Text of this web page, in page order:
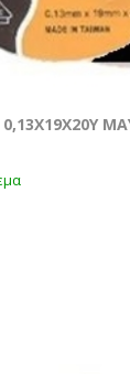
0,13Χ19Χ20Y